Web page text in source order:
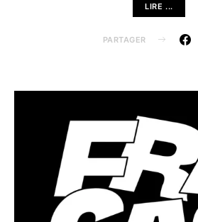
LIRE ...
PARTAGER